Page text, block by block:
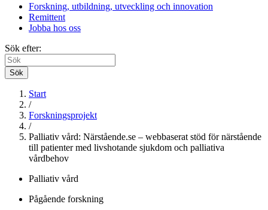
Forskning, utbildning, utveckling och innovation
Remittent
Jobba hos oss
Sök efter:
Sök
Start
/
Forskningsprojekt
/
Palliativ vård: Närstående.se – webbaserat stöd för närstående
till patienter med livshotande sjukdom och palliativa
vårdbehov
Palliativ vård
Pågående forskning